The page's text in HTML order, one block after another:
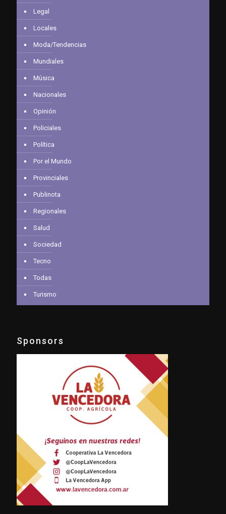
Legal
Locales
Moda/Tendencias
Mundiales
Música
Nacionales
Opinión
Policiales
Política
Por el Mundo
Provinciales
Publinota
Regionales
Salud
Sociedad
Tecno
Todas
Turismo
Sponsors